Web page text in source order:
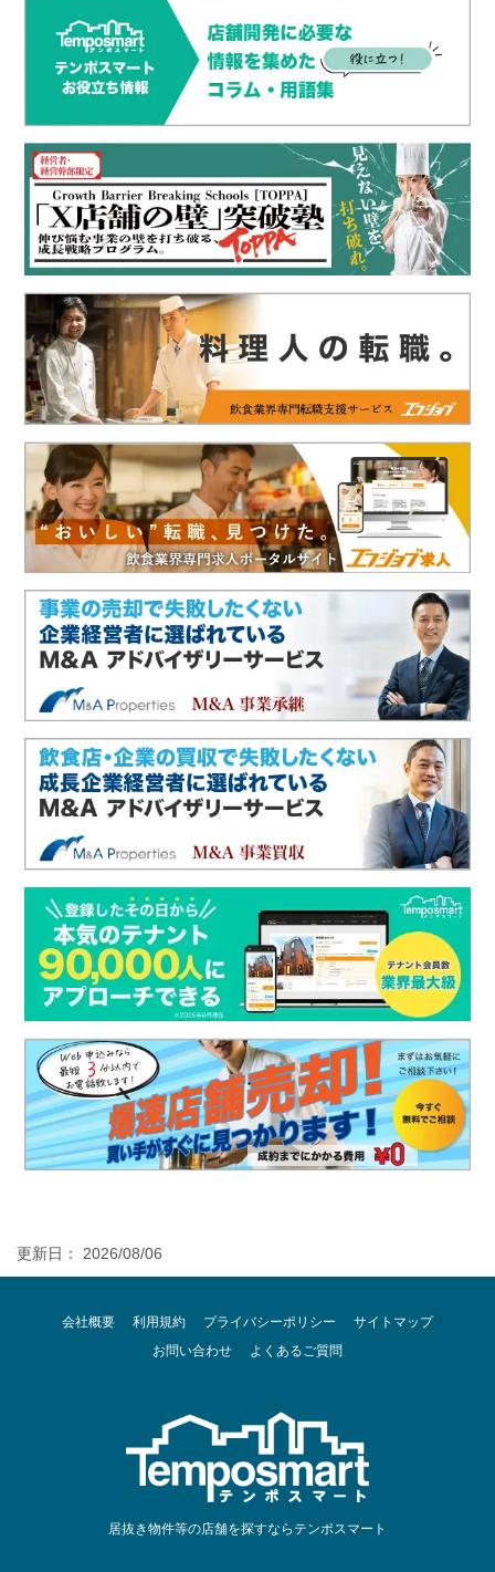
更新日： 2026/08/06
会社概要 利用規約 プライバシーポリシー
サイトマップ
お問い合わせ
よくあるご質問
居抜き物件等の店舗を探すならテンポスマート